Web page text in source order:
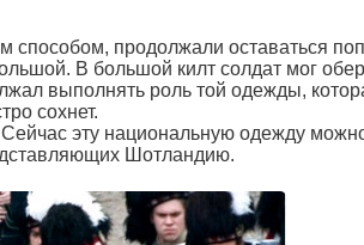
продолжали оставаться
В большой килт солдат мог
выполнять роль той одежды,
сохнет.
эту национальную одежду
Шотландию.